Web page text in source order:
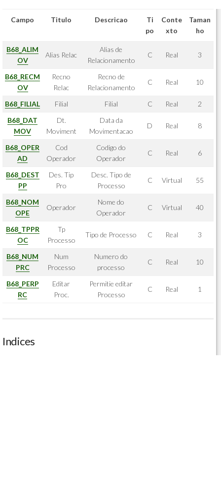
Campo Titulo Descricao
Ti
po
Conte
xto
Taman
ho
B68_ALIM
OV
Alias Relac
Alias de
Relacionamento
C Real 3
B68_RECM
OV
Recno
Relac
Recno de
Relacionamento
C Real 10
B68_FILIAL Filial Filial C Real
2
B68_DAT
MOV
Dt.
Moviment
Data da
Movimentacao
D Real 8
B68_OPER
AD
Cod
Operador
Codigo do
Operador
C Real 6
B68_DEST
PP
Des. Tip
Pro
Desc. Tipo de
Processo
C Virtual 55
B68_NOM
OPE
Operador
Nome do
Operador
C Virtual 40
B68_TPPR
OC
Tp
Processo
Tipo de Processo C Real 3
B68_NUM
PRC
Num
Processo
Numero do
processo
C Real 10
B68_PERP
RC
Editar
Proc.
Permitie editar
Processo
C Real 1
Indices